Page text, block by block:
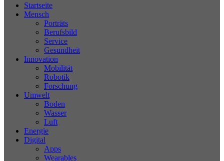
Startseite
Mensch
Porträts
Berufsbild
Service
Gesundheit
Innovation
Mobilität
Robotik
Forschung
Umwelt
Boden
Wasser
Luft
Energie
Digital
Apps
Wearables